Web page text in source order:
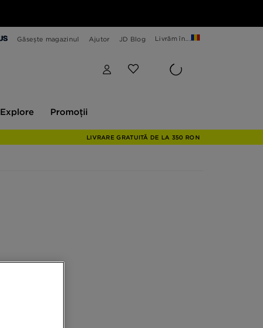
Găsește magazinul Ajutor JD Blog Livrăm în...
Explore Promoții
LIVRARE GRATUITĂ DE LA 350 RON